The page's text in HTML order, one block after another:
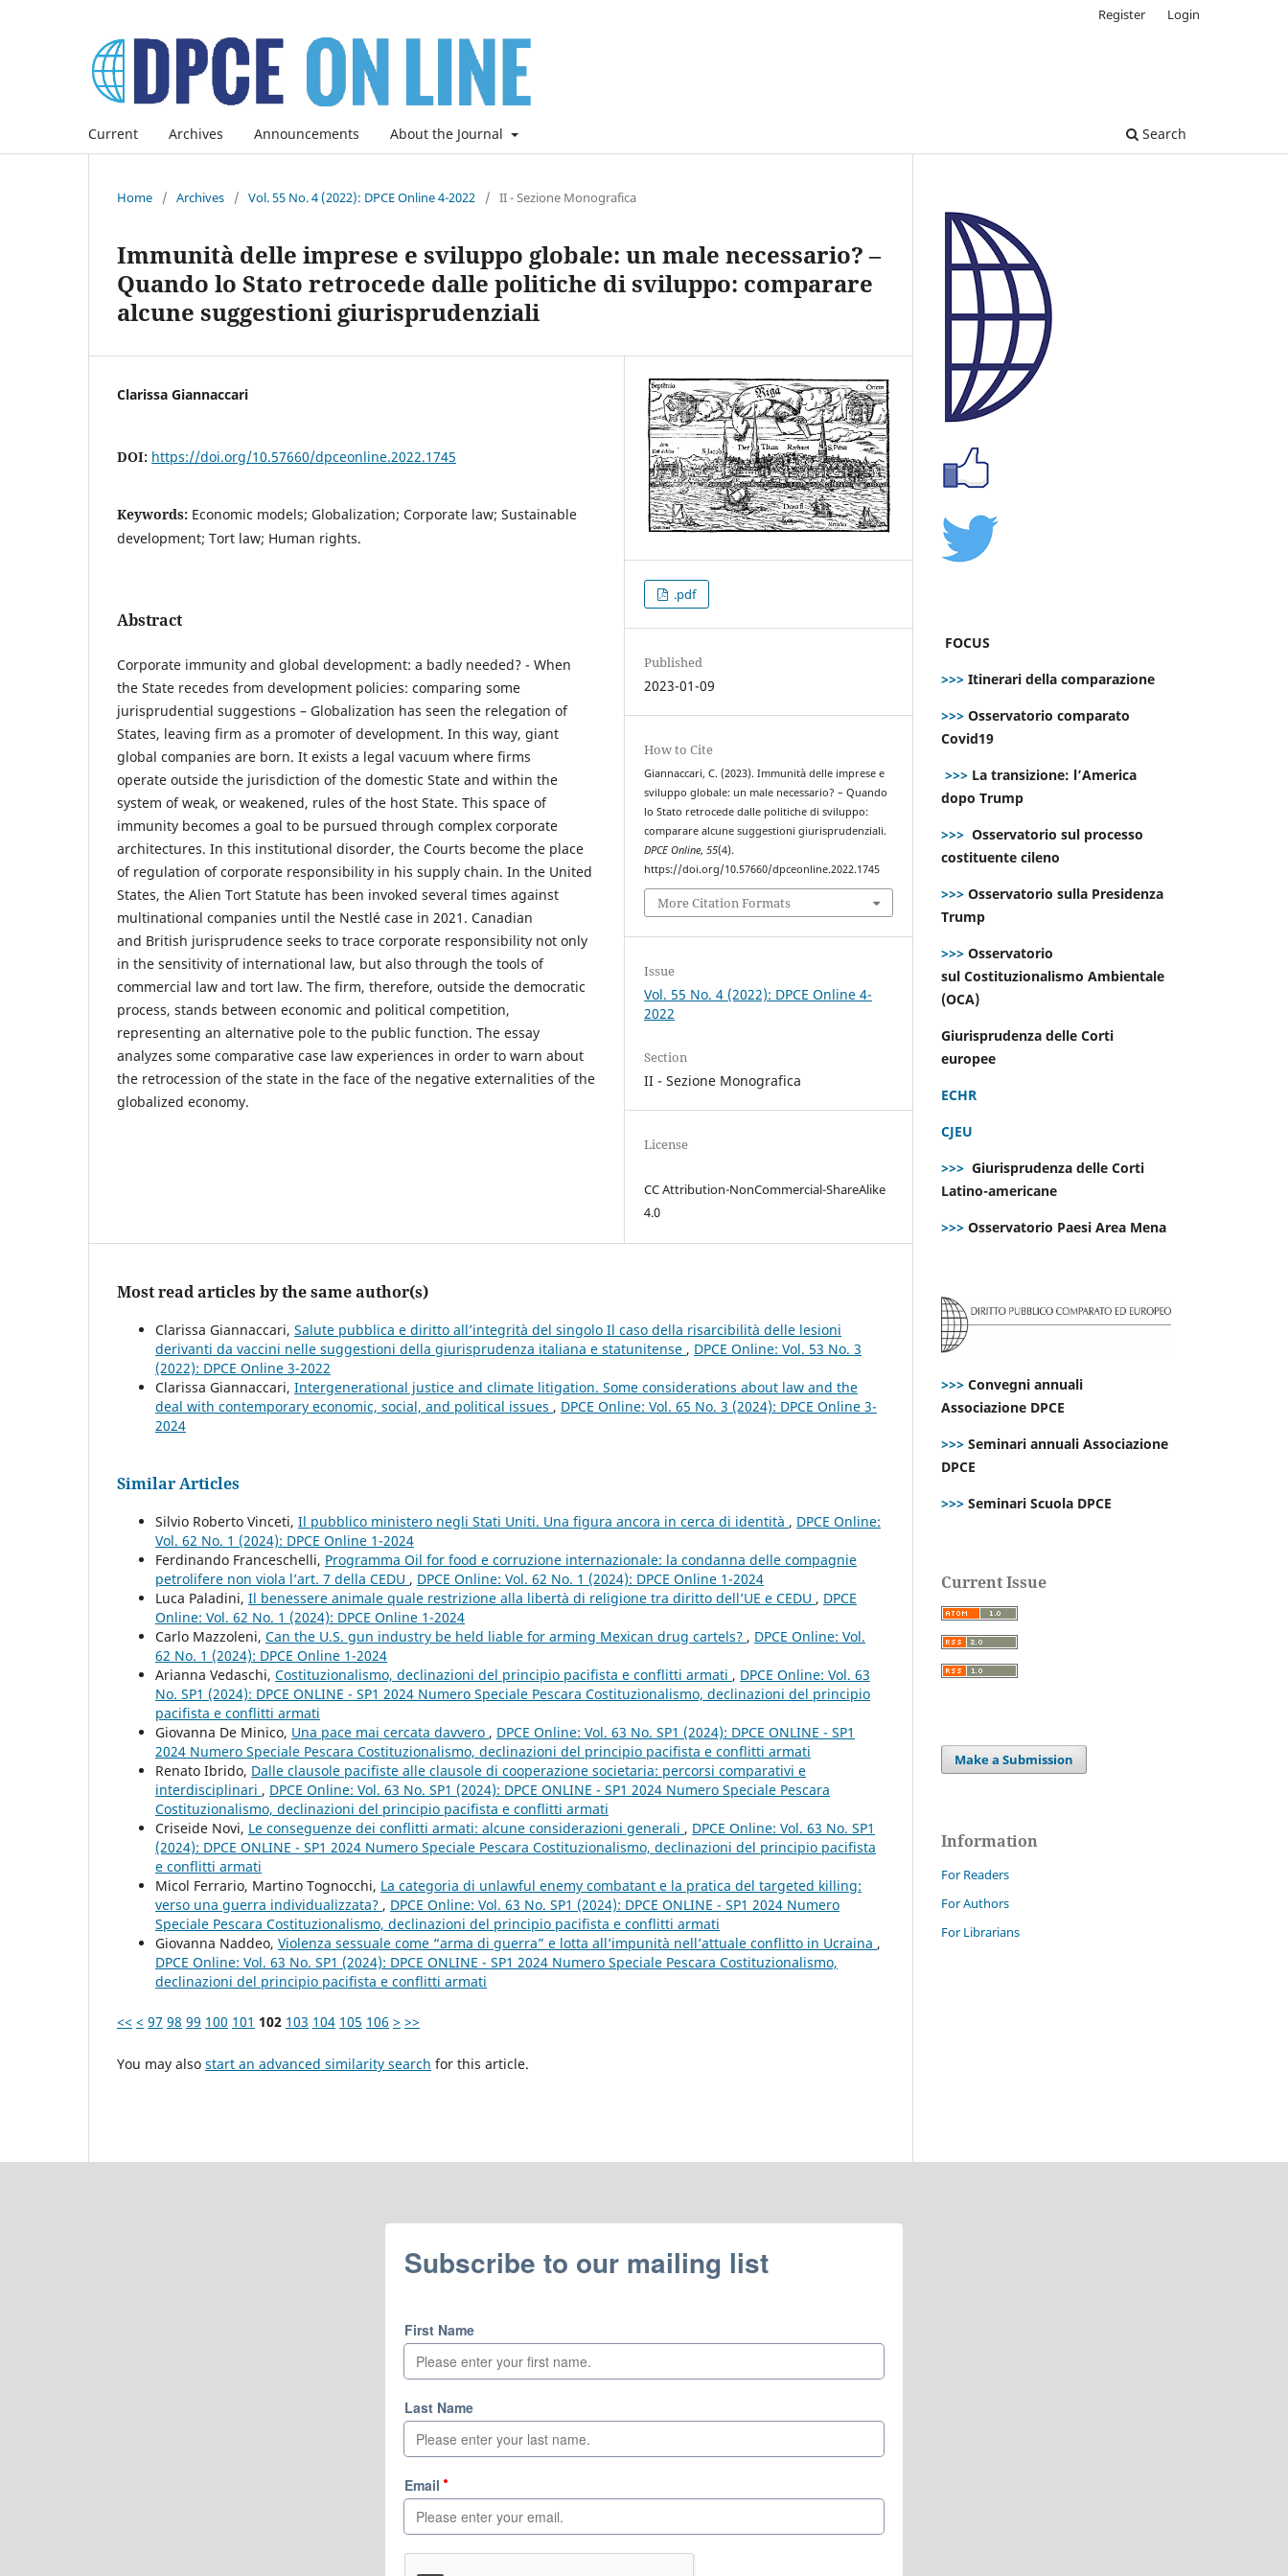
Current Archives Announcements About the Journal Search
Register Login
Home / Archives / Vol. 55 No. 4 (2022): DPCE Online 4-2022 / II - Sezione Monografica
Immunità delle imprese e sviluppo globale: un male necessario? –
Quando lo Stato retrocede dalle politiche di sviluppo: comparare
alcune suggestioni giurisprudenziali
Clarissa Giannaccari
DOI: https://doi.org/10.57660/dpceonline.2022.1745
Keywords: Economic models; Globalization; Corporate law; Sustainable
development; Tort law; Human rights.
Abstract
Corporate immunity and global development: a badly needed? - When
the State recedes from development policies: comparing some
jurisprudential suggestions – Globalization has seen the relegation of
States, leaving firm as a promoter of development. In this way, giant
global companies are born. It exists a legal vacuum where firms
operate outside the jurisdiction of the domestic State and within the
system of weak, or weakened, rules of the host State. This space of
immunity becomes a goal to be pursued through complex corporate
architectures. In this institutional disorder, the Courts become the place
of regulation of corporate responsibility in his supply chain. In the United
States, the Alien Tort Statute has been invoked several times against
multinational companies until the Nestlé case in 2021. Canadian
and British jurisprudence seeks to trace corporate responsibility not only
in the sensitivity of international law, but also through the tools of
commercial law and tort law. The firm, therefore, outside the democratic
process, stands between economic and political competition,
representing an alternative pole to the public function. The essay
analyzes some comparative case law experiences in order to warn about
the retrocession of the state in the face of the negative externalities of the
globalized economy.
.pdf
Published
2023-01-09
How to Cite
Giannaccari, C. (2023). Immunità delle imprese e
sviluppo globale: un male necessario? – Quando
lo Stato retrocede dalle politiche di sviluppo:
comparare alcune suggestioni giurisprudenziali.
DPCE Online,55(4).
https://doi.org/10.57660/dpceonline.2022.1745
More Citation Formats
Issue
Vol. 55 No. 4 (2022): DPCE Online 4-
2022
Section
II - Sezione Monografica
License
CC Attribution-NonCommercial-ShareAlike
4.0
Most read articles by the same author(s)
Clarissa Giannaccari, Salute pubblica e diritto all’integrità del singolo Il caso della risarcibilità delle lesioni
derivanti da vaccini nelle suggestioni della giurisprudenza italiana e statunitense , DPCE Online: Vol. 53 No. 3
(2022): DPCE Online 3-2022
Clarissa Giannaccari, Intergenerational justice and climate litigation. Some considerations about law and the
deal with contemporary economic, social, and political issues , DPCE Online: Vol. 65 No. 3 (2024): DPCE Online 3-
2024
Similar Articles
Silvio Roberto Vinceti, Il pubblico ministero negli Stati Uniti. Una figura ancora in cerca di identità , DPCE Online:
Vol. 62 No. 1 (2024): DPCE Online 1-2024
Ferdinando Franceschelli, Programma Oil for food e corruzione internazionale: la condanna delle compagnie
petrolifere non viola l’art. 7 della CEDU , DPCE Online: Vol. 62 No. 1 (2024): DPCE Online 1-2024
Luca Paladini, Il benessere animale quale restrizione alla libertà di religione tra diritto dell’UE e CEDU , DPCE
Online: Vol. 62 No. 1 (2024): DPCE Online 1-2024
Carlo Mazzoleni, Can the U.S. gun industry be held liable for arming Mexican drug cartels? , DPCE Online: Vol.
62 No. 1 (2024): DPCE Online 1-2024
Arianna Vedaschi, Costituzionalismo, declinazioni del principio pacifista e conflitti armati , DPCE Online: Vol. 63
No. SP1 (2024): DPCE ONLINE - SP1 2024 Numero Speciale Pescara Costituzionalismo, declinazioni del principio
pacifista e conflitti armati
Giovanna De Minico, Una pace mai cercata davvero , DPCE Online: Vol. 63 No. SP1 (2024): DPCE ONLINE - SP1
2024 Numero Speciale Pescara Costituzionalismo, declinazioni del principio pacifista e conflitti armati
Renato Ibrido, Dalle clausole pacifiste alle clausole di cooperazione societaria: percorsi comparativi e
interdisciplinari , DPCE Online: Vol. 63 No. SP1 (2024): DPCE ONLINE - SP1 2024 Numero Speciale Pescara
Costituzionalismo, declinazioni del principio pacifista e conflitti armati
Criseide Novi, Le conseguenze dei conflitti armati: alcune considerazioni generali , DPCE Online: Vol. 63 No. SP1
(2024): DPCE ONLINE - SP1 2024 Numero Speciale Pescara Costituzionalismo, declinazioni del principio pacifista
e conflitti armati
Micol Ferrario, Martino Tognocchi, La categoria di unlawful enemy combatant e la pratica del targeted killing:
verso una guerra individualizzata? , DPCE Online: Vol. 63 No. SP1 (2024): DPCE ONLINE - SP1 2024 Numero
Speciale Pescara Costituzionalismo, declinazioni del principio pacifista e conflitti armati
Giovanna Naddeo, Violenza sessuale come “arma di guerra” e lotta all’impunità nell’attuale conflitto in Ucraina ,
DPCE Online: Vol. 63 No. SP1 (2024): DPCE ONLINE - SP1 2024 Numero Speciale Pescara Costituzionalismo,
declinazioni del principio pacifista e conflitti armati
<< < 97 98 99 100 101 102 103 104 105 106 > >>
You may also start an advanced similarity search for this article.
FOCUS
>>> Itinerari della comparazione
>>> Osservatorio comparato
Covid19
>>> La transizione: l’America
dopo Trump
>>> Osservatorio sul processo
costituente cileno
>>> Osservatorio sulla Presidenza
Trump
>>> Osservatorio
sul Costituzionalismo Ambientale
(OCA)
Giurisprudenza delle Corti
europee
ECHR
CJEU
>>> Giurisprudenza delle Corti
Latino-americane
>>> Osservatorio Paesi Area Mena
>>> Convegni annuali
Associazione DPCE
>>> Seminari annuali Associazione
DPCE
>>> Seminari Scuola DPCE
Current Issue
Make a Submission
Information
For Readers
For Authors
For Librarians